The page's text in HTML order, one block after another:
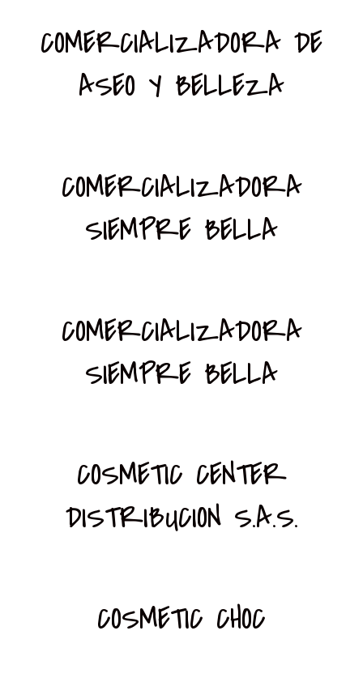
COMERCIALIZADORA DE
ASEO Y BELLEZA
COMERCIALIZADORA
SIEMPRE BELLA
COMERCIALIZADORA
SIEMPRE BELLA
COSMETIC CENTER
DISTRIBUCION S.A.S.
COSMETIC CHOC